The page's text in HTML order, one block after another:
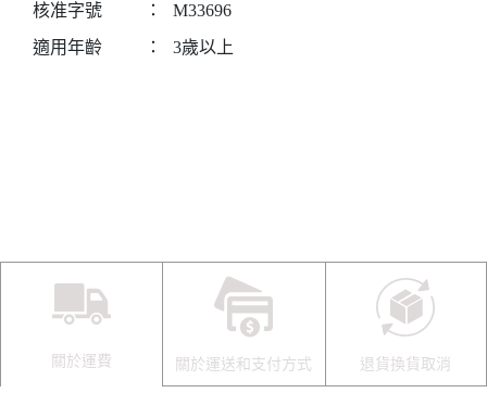
核准字號
：
M33696
適用年齡
： 3歲以上
關於運費 關於運送和支付方式 退貨換貨取消